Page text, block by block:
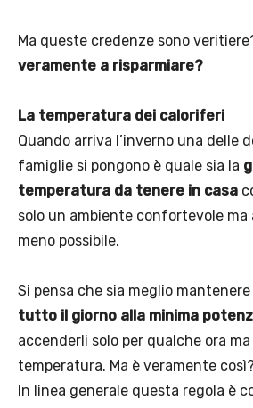
Ma queste credenze sono
veramente a risparmiare?
La temperatura dei caloriferi
Quando arriva l’inverno una delle
famiglie si pongono è quale sia la
temperatura da tenere in casa
solo un ambiente confortevole ma
meno possibile.
Si pensa che sia meglio mantenere
tutto il giorno alla minima
accenderli solo per qualche ora
temperatura. Ma è veramente così?
In linea generale questa regola è